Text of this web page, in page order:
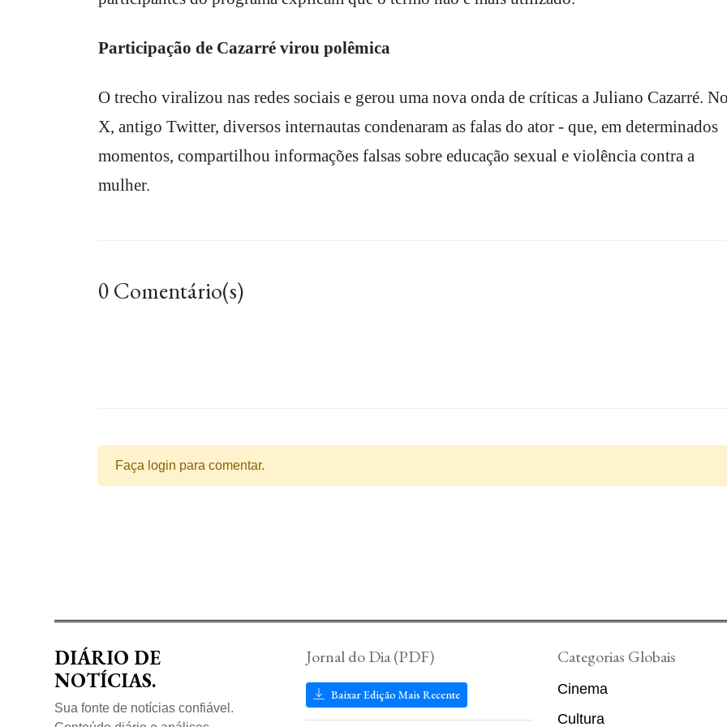
Participação de Cazarré virou polêmica
O trecho viralizou nas redes sociais e gerou uma nova onda de críticas a Juliano Cazarré.
X, antigo Twitter, diversos internautas condenaram as falas do ator - que, em determinados
momentos, compartilhou informações falsas sobre educação sexual e violência contra a
mulher.
0 Comentário(s)
Faça login para comentar.
DIÁRIO DE
NOTÍCIAS.
Sua fonte de notícias confiável.
Jornal do Dia (PDF)
Baixar Edição Mais Recente
Categorias Globais
Cinema
Cultura